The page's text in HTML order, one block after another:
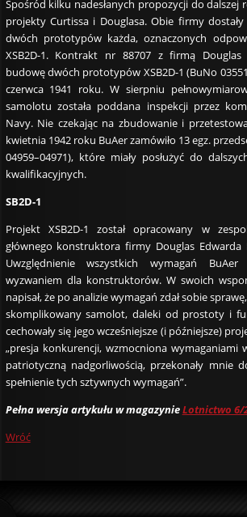
Spośród kilku nadesłanych propozycji do dalszej
projekty Curtissa i Douglasa. Obie firmy
dwóch prototypów każda, oznaczonych
XSB2D-1. Kontrakt nr 88707 z firmą
budowę dwóch prototypów XSB2D-1 (BuNo
czerwca 1941 roku. W sierpniu
samolotu została poddana inspekcji przez
Navy. Nie czekając na zbudowanie i
kwietnia 1942 roku BuAer zamówiło 13 egz.
04959–04971), które miały posłużyć do
kwalifikacyjnych.
SB2D-1
Projekt XSB2D-1 został opracowany w
głównego konstruktora firmy Douglas Edwarda
Uwzględnienie wszystkich wymagań
wyzwaniem dla konstruktorów. W swoich
napisał, że po analizie wymagań zdał sobie
skomplikowany samolot, daleki od prostoty i
cechowały się jego wcześniejsze (i późniejsze)
„presja konkurencji, wzmocniona wymaganiami
patriotyczną nadgorliwością, przekonały mnie
spełnienie tych sztywnych wymagań”.
Pełna wersja artykułu w magazynieLotnictwo 6/
Wróć